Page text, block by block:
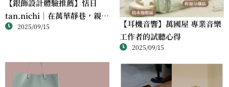
【銀飾設計體驗推薦】恬日
tan.nichi｜在萬華靜巷，親手
完成屬於自己的銀戒
2025/09/15
【耳機音響】萬國屋 專業音樂
工作者的試聽心得
2025/09/15